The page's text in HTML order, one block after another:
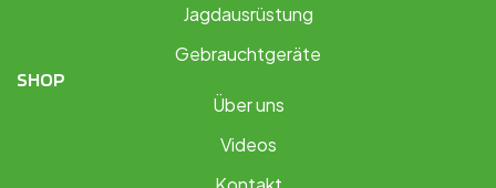
Jagdausrüstung
Gebrauchtgeräte
SHOP
Über uns
Videos